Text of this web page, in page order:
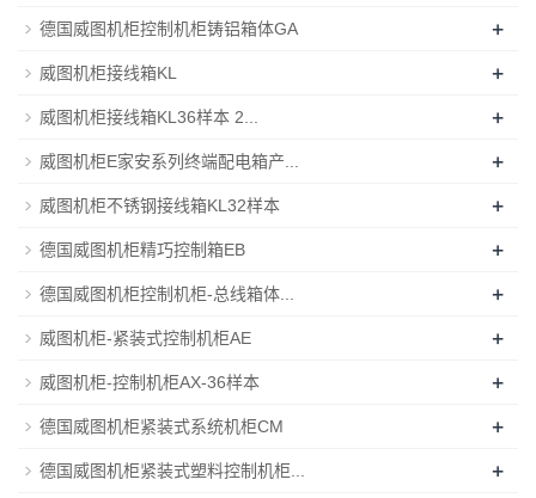
德国威图机柜控制机柜铸铝箱体GA +
威图机柜接线箱KL +
威图机柜接线箱KL36样本 2... +
威图机柜E家安系列终端配电箱产... +
威图机柜不锈钢接线箱KL32样本 +
德国威图机柜精巧控制箱EB +
德国威图机柜控制机柜-总线箱体... +
威图机柜-紧装式控制机柜AE +
威图机柜-控制机柜AX-36样本 +
德国威图机柜紧装式系统机柜CM +
德国威图机柜紧装式塑料控制机柜... +